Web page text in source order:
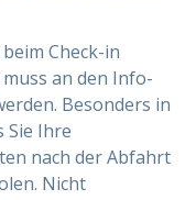
Check-in
an den Info-
Besonders in
Sie Ihre
nach der Abfahrt
Nicht